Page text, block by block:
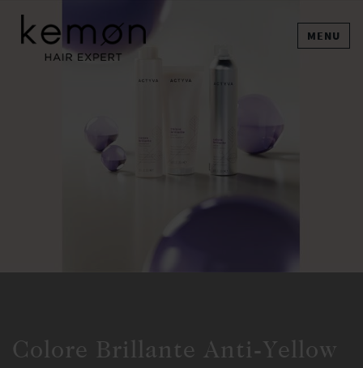
MENU
Colore Brillante Anti-Yellow